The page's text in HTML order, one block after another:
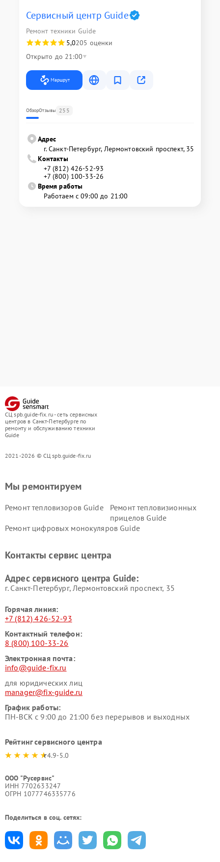
Сервисный центр Guide
Ремонт техники Guide
5,0205 оценки
Открыто до 21:00
Маршрут
ОбзорОтзывы 255
Адрес
г. Санкт-Петербург, Лермонтовский проспект, 35
Контакты
+7 (812) 426-52-93
+7 (800) 100-33-26
Время работы
Работаем с 09:00 до 21:00
СЦ spb.guide-fix.ru - сеть сервисных
центров в Санкт-Петербурге по
ремонту и обслуживанию техники
Guide
2021-2026 © СЦ spb.guide-fix.ru
Мы ремонтируем
Ремонт тепловизоров Guide
Ремонт тепловизионных
прицелов Guide
Ремонт цифровых монокуляров Guide
Контакты сервис центра
Адрес сервисного центра Guide:
г. Санкт-Петербург, Лермонтовский проспект, 35
Горячая линия:
+7 (812) 426-52-93
Контактный телефон:
8 (800) 100-33-26
Электронная почта:
info@guide-fix.ru
для юридических лиц
manager@fix-guide.ru
График работы:
ПН-ВСК с 9:00 до 21:00 без перерывов и выходных
Рейтинг сервисного центра
4.9-5.0
ООО "Русервис"
ИНН 7702633247
ОГРН 1077746335776
Поделиться в соц. сетях: